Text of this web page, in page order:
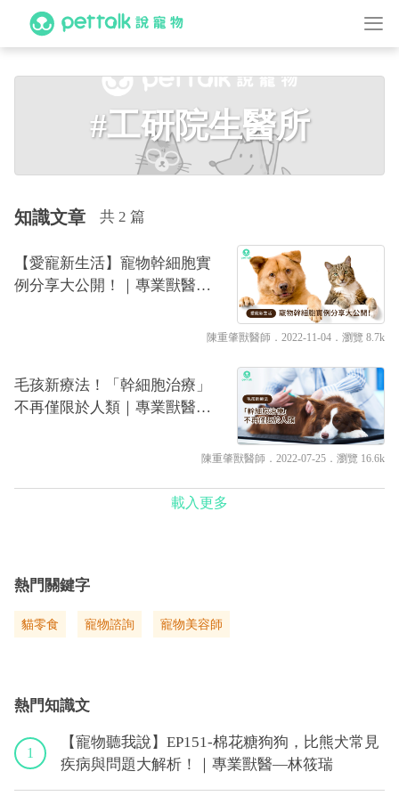
#工研院生醫所
知識文章 共 2 篇
【愛寵新生活】寵物幹細胞實
例分享大公開！｜專業獸醫—
陳重肇獸醫師 ．2022-11-04． 瀏覽 8.7k
毛孩新療法！「幹細胞治療」
不再僅限於人類｜專業獸醫—
陳重肇獸醫師 ．2022-07-25． 瀏覽 16.6k
載入更多
熱門關鍵字
貓零食 寵物諮詢 寵物美容師
熱門知識文
1
【寵物聽我說】EP151-棉花糖狗狗，比熊犬常見
疾病與問題大解析！｜專業獸醫—林筱瑞